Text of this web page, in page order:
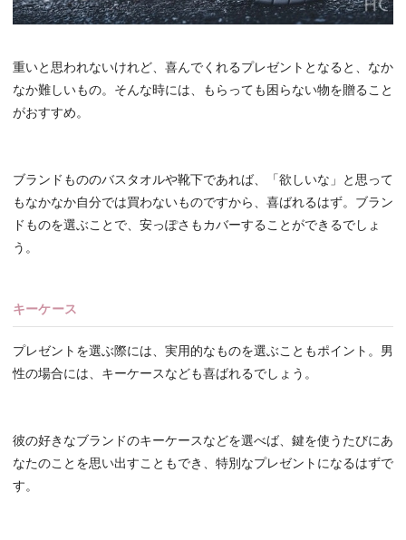
重いと思われないけれど、喜んでくれるプレゼントとなると、なか
なか難しいもの。そんな時には、もらっても困らない物を贈ること
がおすすめ。
ブランドもののバスタオルや靴下であれば、「欲しいな」と思って
もなかなか自分では買わないものですから、喜ばれるはず。ブラン
ドものを選ぶことで、安っぽさもカバーすることができるでしょ
う。
キーケース
プレゼントを選ぶ際には、実用的なものを選ぶこともポイント。男
性の場合には、キーケースなども喜ばれるでしょう。
彼の好きなブランドのキーケースなどを選べば、鍵を使うたびにあ
なたのことを思い出すこともでき、特別なプレゼントになるはずで
す。